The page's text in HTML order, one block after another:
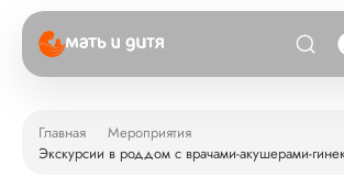
Главная
Мероприятия
Экскурсии в роддом c врачами-акушерами-